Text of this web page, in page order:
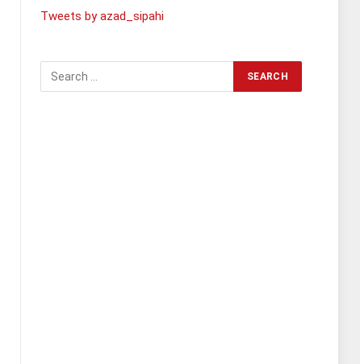
Tweets by azad_sipahi